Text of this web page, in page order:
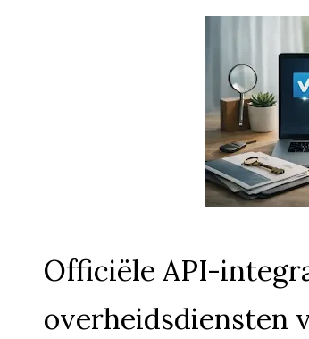
Officiële API-
overheidsdiensten